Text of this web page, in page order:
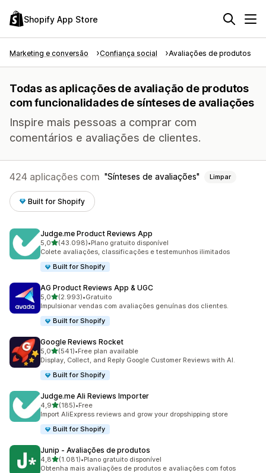
Shopify App Store
Marketing e conversão Confiança social Avaliações de produtos
Todas as aplicações de avaliação de produtos
com funcionalidades de sínteses de avaliações
Inspire mais pessoas a comprar com
comentários e avaliações de clientes.
424 aplicações com Sínteses de avaliações Limpar
Built for Shopify
Judge.me Product Reviews App
5,0de 5 estrelas
(43.098)
43098 total de avaliações
•Plano gratuito disponível
Colete avaliações, classificações e testemunhos ilimitados
Built for Shopify
AG Product Reviews App & UGC
5,0de 5 estrelas
(2.993)
2993 total de avaliações
•Gratuito
Impulsionar vendas com avaliações genuínas dos clientes.
Built for Shopify
Google Reviews Rocket
5,0de 5 estrelas
(541)
541 total de avaliações
•Free plan available
Display, Collect, and Reply Google Customer Reviews with AI.
Built for Shopify
Judge.me Ali Reviews Importer
4,9de 5 estrelas
(185)
185 total de avaliações
•Free
Import AliExpress reviews and grow your dropshipping store
Built for Shopify
Junip ‑ Avaliações de produtos
4,8de 5 estrelas
(1.081)
1081 total de avaliações
•Plano gratuito disponível
Obtenha mais avaliações de produtos e avaliações com fotos